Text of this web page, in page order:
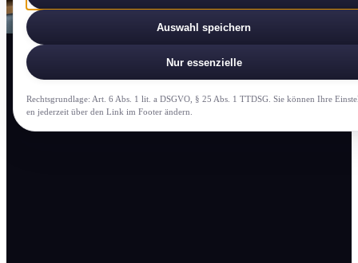
Auswahl speichern
Nur essenzielle
Rechtsgrundlage: Art. 6 Abs. 1 lit. a DSGVO, § 25 Abs. 1 TTDSG. Sie können Ihre
en jederzeit über den Link im Footer ändern.